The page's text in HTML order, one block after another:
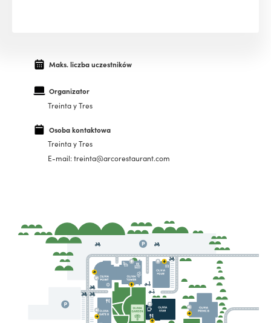
Maks. liczba uczestników
Organizator
Treinta y Tres
Osoba kontaktowa
Treinta y Tres
E-mail: treinta@arcorestaurant.com